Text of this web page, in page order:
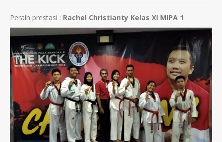
Peraih prestasi : Rachel Christianty Kelas XI MIPA 1